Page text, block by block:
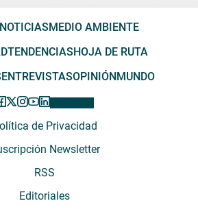
MEDIO AMBIENTE
TENDENCIASHOJA DE RUTA
ENTREVISTASOPINIÓNMUNDO
de Privacidad
Newsletter
RSS
Editoriales